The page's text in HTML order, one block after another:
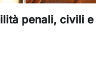
penali, civili e